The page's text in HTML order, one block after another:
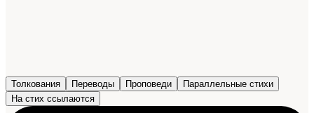
Толкования Переводы Проповеди
Параллельные стихи
На стих ссылаются